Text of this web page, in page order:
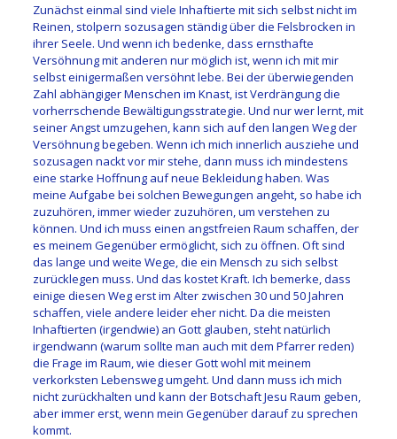
Zunächst einmal sind viele Inhaftierte mit sich selbst nicht im
Reinen, stolpern sozusagen ständig über die Felsbrocken in
ihrer Seele. Und wenn ich bedenke, dass ernsthafte
Versöhnung mit anderen nur möglich ist, wenn ich mit mir
selbst einigermaßen versöhnt lebe. Bei der überwiegenden
Zahl abhängiger Menschen im Knast, ist Verdrängung die
vorherrschende Bewältigungsstrategie. Und nur wer lernt, mit
seiner Angst umzugehen, kann sich auf den langen Weg der
Versöhnung begeben. Wenn ich mich innerlich ausziehe und
sozusagen nackt vor mir stehe, dann muss ich mindestens
eine starke Hoffnung auf neue Bekleidung haben. Was
meine Aufgabe bei solchen Bewegungen angeht, so habe ich
zuzuhören, immer wieder zuzuhören, um verstehen zu
können. Und ich muss einen angstfreien Raum schaffen, der
es meinem Gegenüber ermöglicht, sich zu öffnen. Oft sind
das lange und weite Wege, die ein Mensch zu sich selbst
zurücklegen muss. Und das kostet Kraft. Ich bemerke, dass
einige diesen Weg erst im Alter zwischen 30 und 50 Jahren
schaffen, viele andere leider eher nicht. Da die meisten
Inhaftierten (irgendwie) an Gott glauben, steht natürlich
irgendwann (warum sollte man auch mit dem Pfarrer reden)
die Frage im Raum, wie dieser Gott wohl mit meinem
verkorksten Lebensweg umgeht. Und dann muss ich mich
nicht zurückhalten und kann der Botschaft Jesu Raum geben,
aber immer erst, wenn mein Gegenüber darauf zu sprechen
kommt.